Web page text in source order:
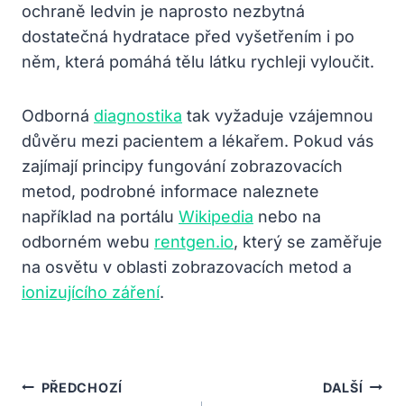
ochraně ledvin je naprosto nezbytná
dostatečná hydratace před vyšetřením i po
něm, která pomáhá tělu látku rychleji vyloučit.
Odborná diagnostika tak vyžaduje vzájemnou
důvěru mezi pacientem a lékařem. Pokud vás
zajímají principy fungování zobrazovacích
metod, podrobné informace naleznete
například na portálu Wikipedia nebo na
odborném webu rentgen.io, který se zaměřuje
na osvětu v oblasti zobrazovacích metod a
ionizujícího záření.
Navigace
PŘEDCHOZÍ DALŠÍ